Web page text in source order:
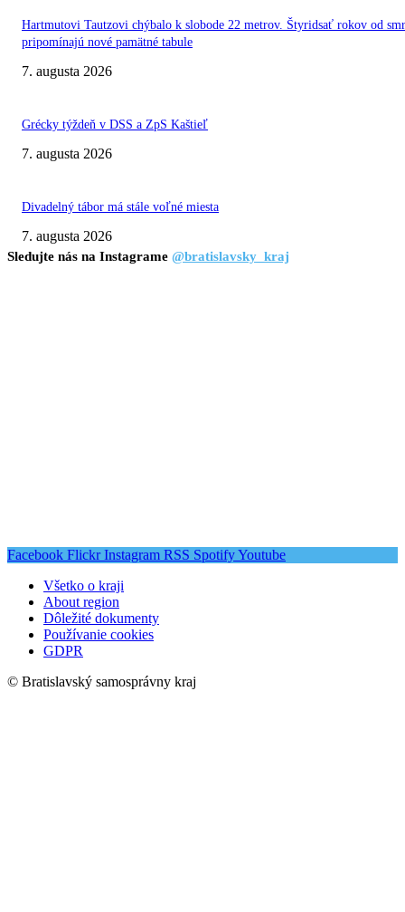
Hartmutovi Tautzovi chýbalo k slobode 22 metrov. Štyridsať rokov od
pripomínajú nové pamätné tabule
7. augusta 2026
Grécky týždeň v DSS a ZpS Kaštieľ
7. augusta 2026
Divadelný tábor má stále voľné miesta
7. augusta 2026
Sledujte nás na Instagrame @bratislavsky_kraj
Facebook Flickr Instagram RSS SpotifyYoutube
Všetko o kraji
About region
Dôležité dokumenty
Používanie cookies
GDPR
© Bratislavský samosprávny kraj